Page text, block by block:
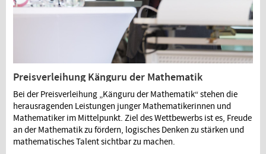
Preisverleihung Känguru der Mathematik
Bei der Preisverleihung „Känguru der Mathematik“ stehen die
herausragenden Leistungen junger Mathematikerinnen und
Mathematiker im Mittelpunkt. Ziel des Wettbewerbs ist es, Freude
an der Mathematik zu fördern, logisches Denken zu stärken und
mathematisches Talent sichtbar zu machen.